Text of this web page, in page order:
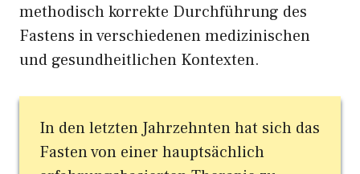
methodisch korrekte Durchführung des
Fastens in verschiedenen medizinischen
und gesundheitlichen Kontexten.
In den letzten Jahrzehnten hat sich das
Fasten von einer hauptsächlich